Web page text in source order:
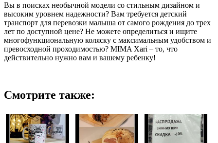
Вы в поисках необычной модели со стильным дизайном и
высоким уровнем надежности? Вам требуется детский
транспорт для перевозки малыша от самого рождения до трех
лет по доступной цене? Не можете определиться и ищите
многофункциональную коляску с максимальным удобством и
превосходной проходимостью? MIMA Xari – то, что
действительно нужно вам и вашему ребенку!
Смотрите также: